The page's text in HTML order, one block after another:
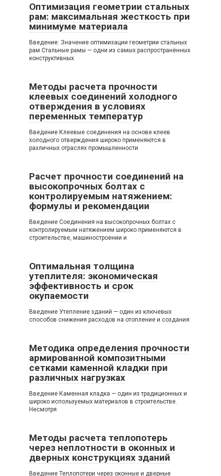
Оптимизация геометрии стальных
рам: максимальная жесткость при
минимуме материала
Введение: Значение оптимизации геометрии стальных
рам Стальные рамы — одни из самых распространённых
конструктивных
Методы расчета прочности
клеевых соединений холодного
отверждения в условиях
переменных температур
Введение Клеевые соединения на основе клеев
холодного отверждения широко применяются в
различных отраслях промышленности
Расчет прочности соединений на
высокопрочных болтах с
контролируемым натяжением:
формулы и рекомендации
Введение Соединения на высокопрочных болтах с
контролируемым натяжением широко применяются в
строительстве, машиностроении и
Оптимальная толщина
утеплителя: экономическая
эффективность и срок
окупаемости
Введение Утепление зданий — один из ключевых
способов снижения расходов на отопление и создания
Методика определения прочности
армированной композитными
сетками каменной кладки при
различных нагрузках
Введение Каменная кладка — один из традиционных и
широко используемых материалов в строительстве.
Несмотря
Методы расчета теплопотерь
через неплотности в оконных и
дверных конструкциях зданий
Введение Теплопотери через оконные и дверные